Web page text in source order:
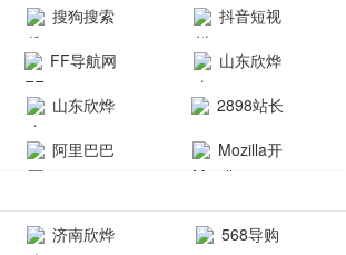
富，更新快
速，支持在
线观看，满
足各类影迷
需求，提供
无广告、高
清流畅的观
影体验。
剧大全、好
看的电视
剧、最新的
电影在线观
看，神马影
最新好看的
全最优质的
软件免费下
载、资源免
费共享、技
术教程学习
台！整合破
搜索
搜狗搜索
引擎
抖音短视
频
FF导航网
山东欣烨
化工有限公
山东欣烨
生物科技有
2898站长
资源平台
阿里巴巴
Mozilla开
济南欣烨
568导购